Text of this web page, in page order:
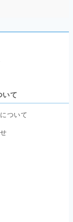
いて
ついて